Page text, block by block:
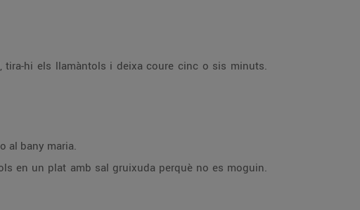
hi els llamàntols i deixa coure cinc o sis minuts.
al bany maria.
en un plat amb sal gruixuda perquè no es moguin.